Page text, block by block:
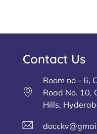
Contact Us
Room no - 6,
Road No. 10,
Hills,